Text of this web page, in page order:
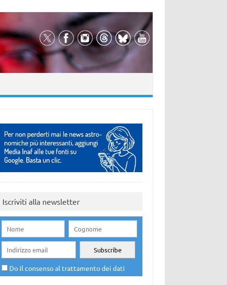
Iscriviti alla newsletter
Do il consenso al trattamento dei dati